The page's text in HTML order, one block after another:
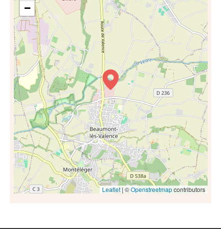
−
Leaflet| ©Openstreetmapcontributors